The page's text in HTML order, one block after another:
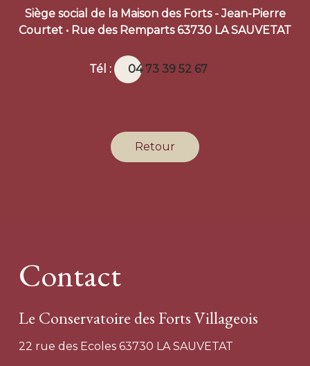
Siège social de la Maison des Forts - Jean-Pierre
Courtet • Rue des Remparts 63730 LA SAUVETAT
Tél : 04 73 39 52 67
Retour
Contact
Le Conservatoire des Forts Villageois
22 rue des Ecoles 63730 LA SAUVETAT